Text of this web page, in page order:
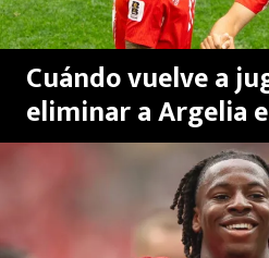
ATLANTE
SELECCIÓN MEXICANA
FUTBOL INTERNACIONAL
MEXICANOS EN EL EXTRANJERO
FUTBOL ESTUFA
Cuándo vuelve a
eliminar a Argelia
2026 y contra qué